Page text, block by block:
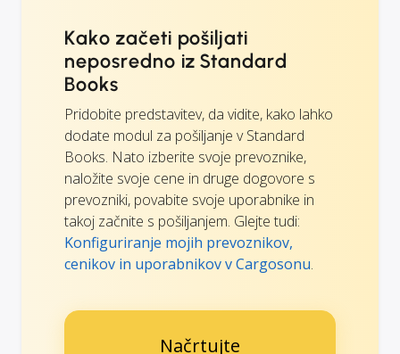
Kako začeti pošiljati
neposredno iz Standard
Books
Pridobite predstavitev, da vidite, kako lahko
dodate modul za pošiljanje v Standard
Books. Nato izberite svoje prevoznike,
naložite svoje cene in druge dogovore s
prevozniki, povabite svoje uporabnike in
takoj začnite s pošiljanjem. Glejte tudi:
Konfiguriranje mojih prevoznikov,
cenikov in uporabnikov v Cargosonu.
Načrtujte